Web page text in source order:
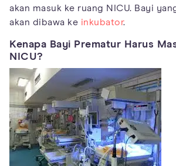
akan masuk ke ruang NICU. Bayi
akan dibawa ke inkubator.
Kenapa Bayi Prematur Harus
NICU?